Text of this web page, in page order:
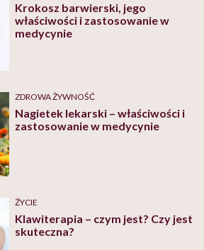
Krokosz barwierski, jego
właściwości i zastosowanie w
medycynie
ZDROWA ŻYWNOŚĆ
Nagietek lekarski – właściwości i
zastosowanie w medycynie
ŻYCIE
Klawiterapia – czym jest? Czy jest
skuteczna?